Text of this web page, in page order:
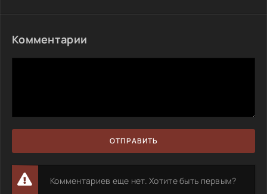
Комментарии
ОТПРАВИТЬ
Комментариев еще нет. Хотите быть первым?